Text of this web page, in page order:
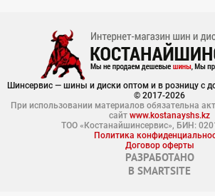
Шинсервис — шины и диски оптом и в розницу с
© 2017-2026
При использовании материалов обязательна
сайт www.kostanayshs.kz
ТОО «Костанайшинсервис», БИН:
Политика
Договор оферты
РАЗРАБОТАНО
В SMARTSITE